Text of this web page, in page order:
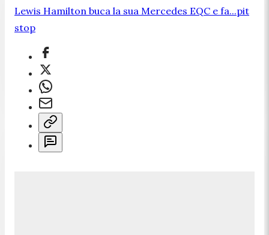
Lewis Hamilton buca la sua Mercedes EQC e fa...pit
stop